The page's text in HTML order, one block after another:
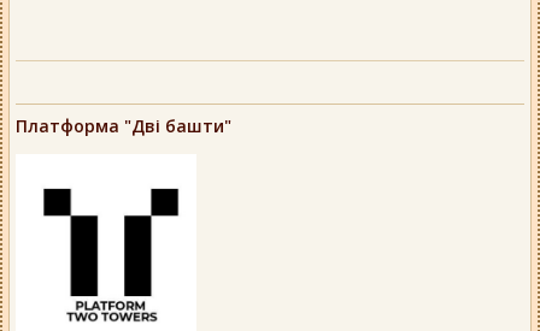
Платформа "Дві башти"